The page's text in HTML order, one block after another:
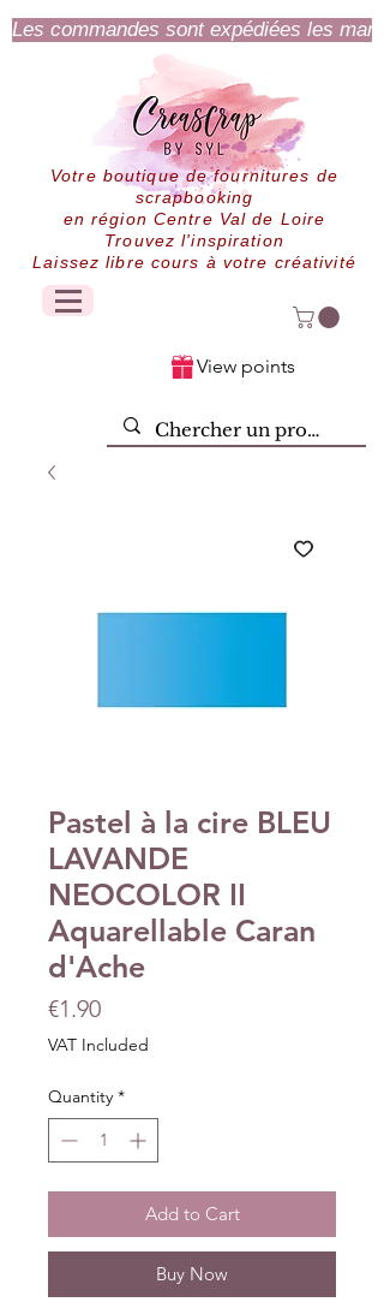
Les commandes sont expédiées les
Votre boutique de fournitures de
scrapbooking
en région Centre Val de Loire
Trouvez l'inspiration
Laissez libre cours à votre créativité
View points
Pastel à la cire BLEU
LAVANDE
NEOCOLOR II
Aquarellable Caran
d'Ache
€1.90Price
VAT Included
Quantity *
Add to Cart
Buy Now